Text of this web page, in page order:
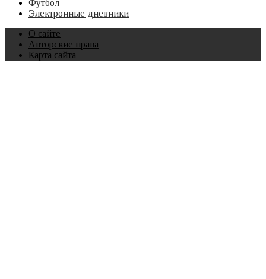
Футбол
Электронные дневники
О сайте
Авторские права
Карта сайта